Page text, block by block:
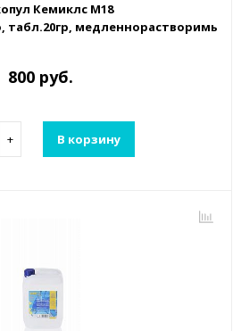
Кемиклс М18
табл.20гр, медленнорастворимый
800 руб.
+ В корзину